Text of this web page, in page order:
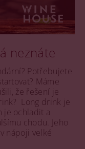
neznáte
Potřebujete
Máme
že řešení je
Long drink je
je ochladit a
chodu. Jeho
nápoji velké